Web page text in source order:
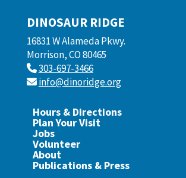
DINOSAUR RIDGE
16831 W Alameda Pkwy.
Morrison, CO 80465
303-697-3466
info@dinoridge.org
Hours & Directions
Plan Your Visit
Jobs
Volunteer
About
Publications & Press